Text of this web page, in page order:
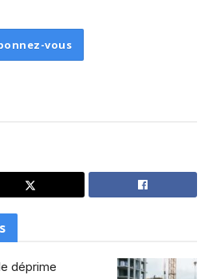
vous
déprime